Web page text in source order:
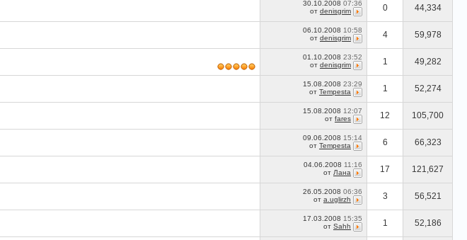
30.10.2008 07:36
от denisgrim 0 44,334
06.10.2008 10:58
от denisgrim 4 59,978
01.10.2008 23:52
от denisgrim 1 49,282
15.08.2008 23:29
от Tempesta 1 52,274
15.08.2008 12:07
от fares 12 105,700
09.06.2008 15:14
от Tempesta 6 66,323
04.06.2008 11:16
от Лана 17 121,627
26.05.2008 06:36
от a.uglirzh 3 56,521
17.03.2008 15:35
от Sahh 1 52,186